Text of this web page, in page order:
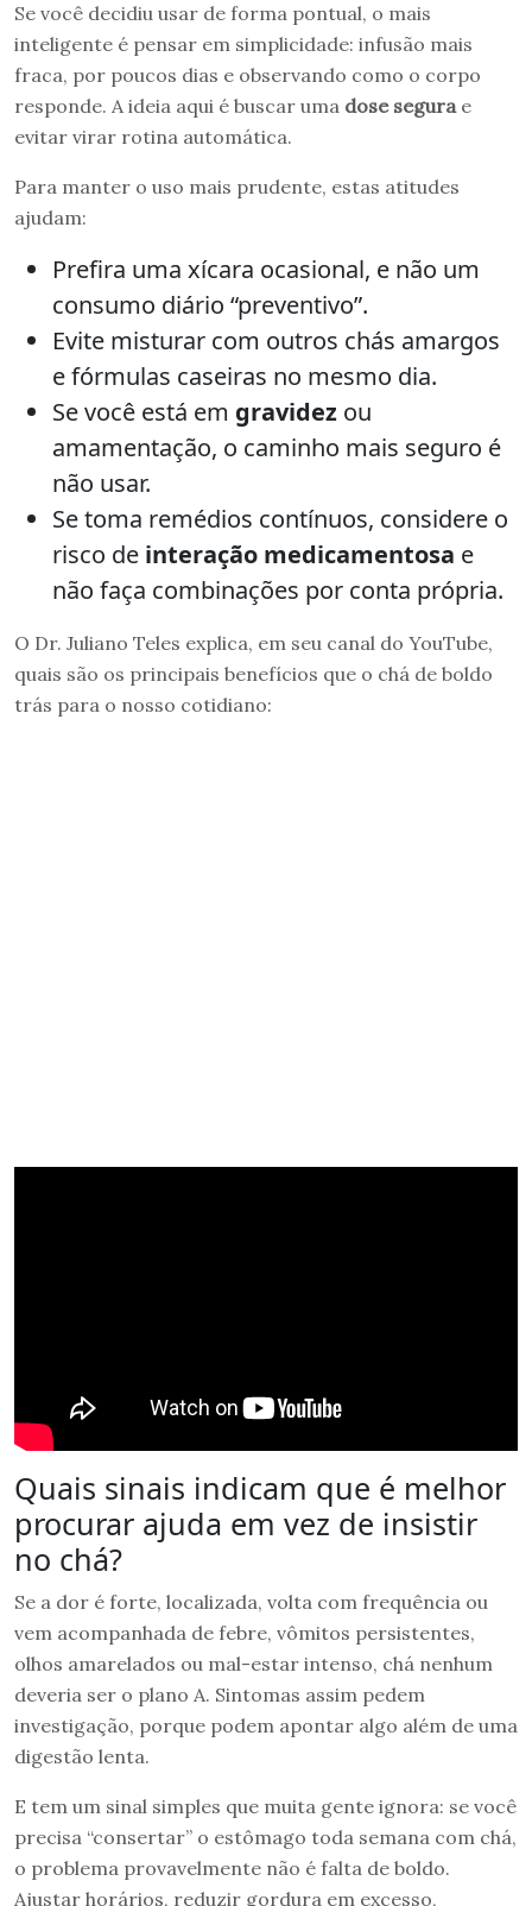
Se você decidiu usar de forma pontual, o mais
inteligente é pensar em simplicidade: infusão mais
fraca, por poucos dias e observando como o corpo
responde. A ideia aqui é buscar uma dose segurae
evitar virar rotina automática.
Para manter o uso mais prudente, estas atitudes
ajudam:
Prefira uma xícara ocasional, e não um
consumo diário “preventivo”.
Evite misturar com outros chás amargos
e fórmulas caseiras no mesmo dia.
Se você está em gravidez ou
amamentação, o caminho mais seguro é
não usar.
Se toma remédios contínuos, considere o
risco de interação medicamentosa e
não faça combinações por conta própria.
O Dr. Juliano Teles explica, em seu canal do YouTube,
quais são os principais benefícios que o chá de boldo
trás para o nosso cotidiano:
Quais sinais indicam que é melhor
procurar ajuda em vez de insistir
no chá?
Se a dor é forte, localizada, volta com frequência ou
vem acompanhada de febre, vômitos persistentes,
olhos amarelados ou mal-estar intenso, chá nenhum
deveria ser o plano A. Sintomas assim pedem
investigação, porque podem apontar algo além de uma
digestão lenta.
E tem um sinal simples que muita gente ignora: se você
precisa “consertar” o estômago toda semana com chá,
o problema provavelmente não é falta de boldo.
Ajustar horários, reduzir gordura em excesso,